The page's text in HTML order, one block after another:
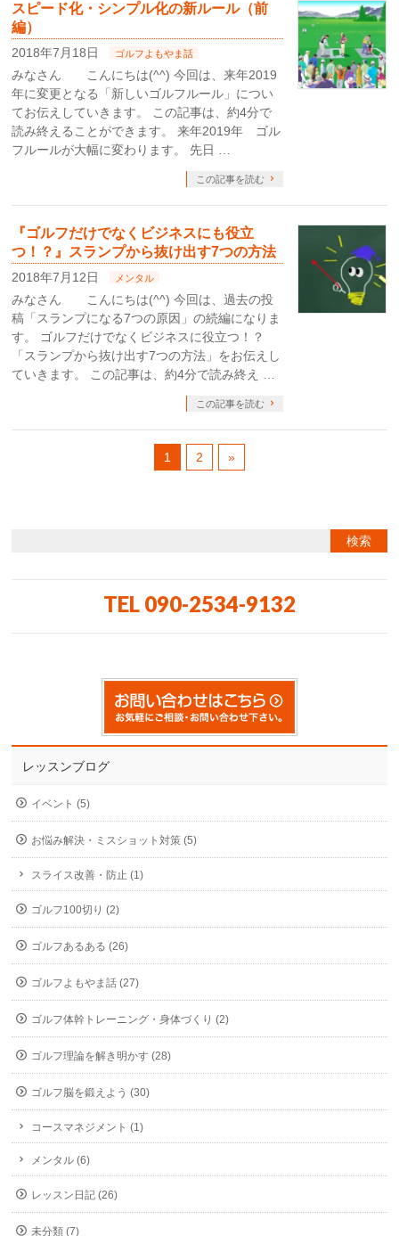
スピード化・シンプル化の新ルール（前
編）
2018年7月18日 ゴルフよもやま話
みなさん こんにちは(^^) 今回は、来年2019
年に変更となる「新しいゴルフルール」につい
てお伝えしていきます。 この記事は、約4分で
読み終えることができます。 来年2019年 ゴル
フルールが大幅に変わります。 先日 …
この記事を読む
『ゴルフだけでなくビジネスにも役立
つ！？』スランプから抜け出す7つの方法
2018年7月12日 メンタル
みなさん こんにちは(^^) 今回は、過去の投
稿「スランプになる7つの原因」の続編になりま
す。 ゴルフだけでなくビジネスに役立つ！？
「スランプから抜け出す7つの方法」をお伝えし
ていきます。 この記事は、約4分で読み終え …
この記事を読む
1 2 »
TEL 090-2534-9132
レッスンブログ
イベント (5)
お悩み解決・ミスショット対策 (5)
スライス改善・防止 (1)
ゴルフ100切り (2)
ゴルフあるある (26)
ゴルフよもやま話 (27)
ゴルフ体幹トレーニング・身体づくり (2)
ゴルフ理論を解き明かす (28)
ゴルフ脳を鍛えよう (30)
コースマネジメント (1)
メンタル (6)
レッスン日記 (26)
未分類 (7)